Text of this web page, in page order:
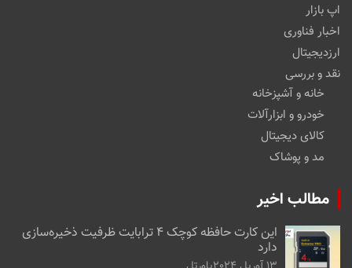
اپ بازار
اخبار فناوری
ارزدیجیتال
نقد و بررسی
خانه و آشپزخانه
خودرو و ابزارآلات
کالای دیجیتال
مد و پوشاک
مطالب اخیر
این کارت حافظه کوچک ۴ ترابایت ظرفیت ذخیره‌سازی
دارد